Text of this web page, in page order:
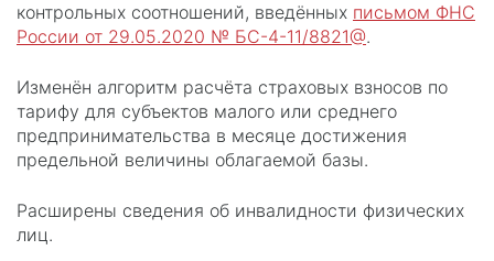
контрольных соотношений, введённых письмом ФНС
России от 29.05.2020 № БС-4-11/8821@.
Изменён алгоритм расчёта страховых взносов по
тарифу для субъектов малого или среднего
предпринимательства в месяце достижения
предельной величины облагаемой базы.
Расширены сведения об инвалидности физических
лиц.